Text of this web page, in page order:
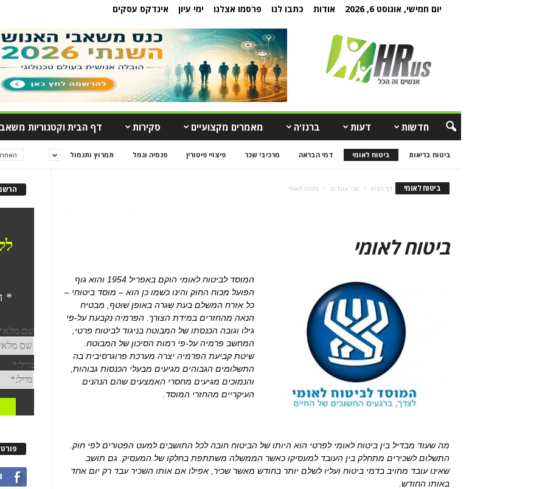
יום חמישי, אוגוסט 6, 2026 אודות כתבו לנו פרסמו אצלנו ימי עיון אינדקס עסקים
חדשות דעות ברנז'ה מאמרים מקצועיים סקירות דף הבית וקטגוריות
ביטוח בריאות ביטוח לאומי דמי הבראה מרכיבי שכר פיצויי פיטורין פנסיה וגמל תמרוץ ותגמול
ביטוח לאומי דף הבית שכר עובדים ביטוח לאומי
ביטוח לאומי
המוסד לביטוח לאומי הוקם באפריל 1954 והוא גוף
הפועל מכוח החוק והינו כשמו כן הוא – מוסד ביטוחי –
כל אזרח המשלם בעת שגרה באופן שוטף, מבטיח
הנאה מהחזרים במידת הצורך. הפרמיה נקבעת על-פי
גילו וגובה הכנסתו של המבוטח בניגוד לביטוח פרטי,
המחשב פרמיה על-פי רמות הסיכון של המבוטח.
שיטת קביעת הפרמיה יצרה מערכת פרוגרסיבית בה
התשלומים הגבוהים מגיעים מבעלי הכנסות גבוהות,
והנמוכים מגיעים מחסרי האמצעים שהם הנהנים
העיקריים מהחזרי המוסד.
מה שעוד מבדיל בין ביטוח לאומי לפרטי הוא היותו של הביטוח חובה לכל התושבים למעט הפטורים לפי חוק.
התשלום לשכירים מתחלק בין העובד למעסיקו כאשר הממשלה משתתפת בחלקו של המעסיק. גם תושב
שאינו עובד מחויב בדמי ביטוח ועליו לשלם יותר בחודש מאשר שכיר, אפילו אם אותו השכיר עבד רק יום אחד
באותו החודש.